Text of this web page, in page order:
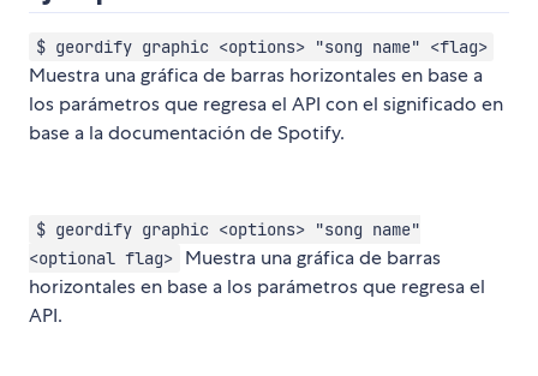
$ geordify graphic <options> "song name" <flag>
Muestra una gráfica de barras horizontales en base a
los parámetros que regresa el API con el significado en
base a la documentación de Spotify.
$ geordify graphic <options> "song name"
<optional flag>
Muestra una gráfica de barras
horizontales en base a los parámetros que regresa el
API.